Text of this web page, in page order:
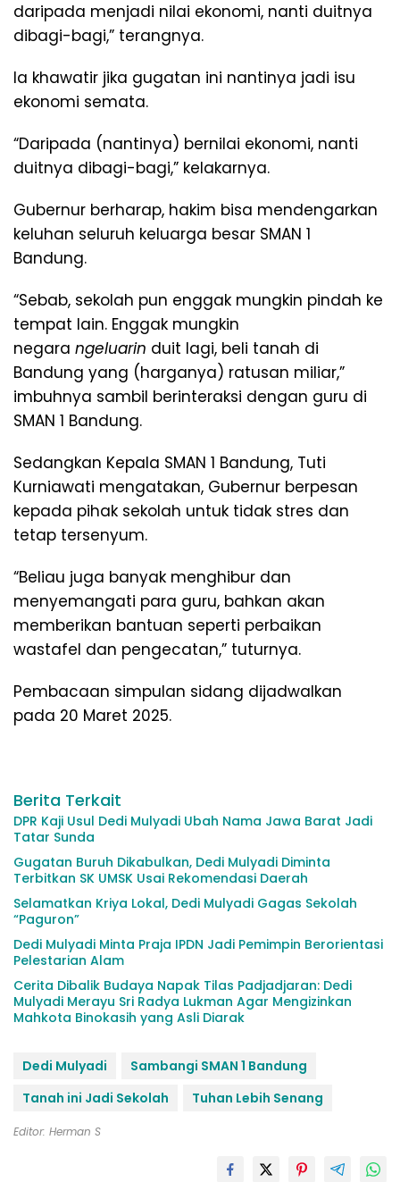
daripada menjadi nilai ekonomi, nanti duitnya
dibagi-bagi,” terangnya.
Ia khawatir jika gugatan ini nantinya jadi isu
ekonomi semata.
“Daripada (nantinya) bernilai ekonomi, nanti
duitnya dibagi-bagi,” kelakarnya.
Gubernur berharap, hakim bisa mendengarkan
keluhan seluruh keluarga besar SMAN 1
Bandung.
“Sebab, sekolah pun enggak mungkin pindah ke
tempat lain. Enggak mungkin
negara ngeluarin duit lagi, beli tanah di
Bandung yang (harganya) ratusan miliar,”
imbuhnya sambil berinteraksi dengan guru di
SMAN 1 Bandung.
Sedangkan Kepala SMAN 1 Bandung, Tuti
Kurniawati mengatakan, Gubernur berpesan
kepada pihak sekolah untuk tidak stres dan
tetap tersenyum.
“Beliau juga banyak menghibur dan
menyemangati para guru, bahkan akan
memberikan bantuan seperti perbaikan
wastafel dan pengecatan,” tuturnya.
Pembacaan simpulan sidang dijadwalkan
pada 20 Maret 2025.
Berita Terkait
DPR Kaji Usul Dedi Mulyadi Ubah Nama Jawa Barat Jadi
Tatar Sunda
Gugatan Buruh Dikabulkan, Dedi Mulyadi Diminta
Terbitkan SK UMSK Usai Rekomendasi Daerah
Selamatkan Kriya Lokal, Dedi Mulyadi Gagas Sekolah
“Paguron”
Dedi Mulyadi Minta Praja IPDN Jadi Pemimpin Berorientasi
Pelestarian Alam
Cerita Dibalik Budaya Napak Tilas Padjadjaran: Dedi
Mulyadi Merayu Sri Radya Lukman Agar Mengizinkan
Mahkota Binokasih yang Asli Diarak
Dedi Mulyadi
Sambangi SMAN 1 Bandung
Tanah ini Jadi Sekolah
Tuhan Lebih Senang
Editor: Herman S